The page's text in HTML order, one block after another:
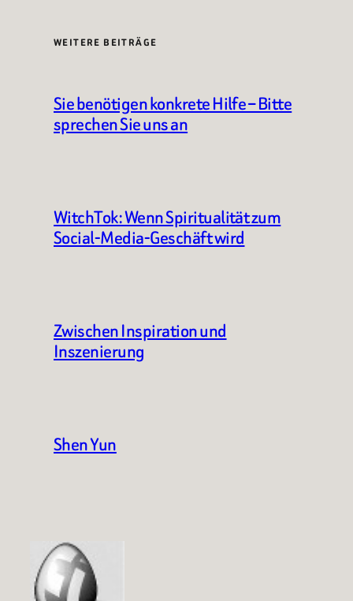
WEITERE BEITRÄGE
Sie benötigen konkrete Hilfe – Bitte
sprechen Sie uns an
WitchTok: Wenn Spiritualität zum
Social-Media-Geschäft wird
Zwischen Inspiration und
Inszenierung
Shen Yun